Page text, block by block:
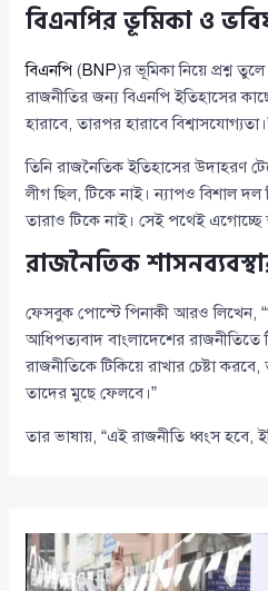
বিএনপির ভূমিকা ও
বিএনপি (BNP)র ভূমিকা নিয়ে প্রশ্ন
রাজনীতির জন্য বিএনপি ইতিহাসের
হারাবে, তারপর হারাবে
তিনি রাজনৈতিক ইতিহাসের উদাহরণ
লীগ ছিল, টিকে নাই। ন্যাপও বিশাল
তারাও টিকে নাই। সেই পথেই এগোচ্ছে
রাজনৈতিক
ফেসবুক পোস্টে পিনাকী আরও লিখেন,
আধিপত্যবাদ বাংলাদেশের রাজনীতিতে
রাজনীতিকে টিকিয়ে রাখার চেষ্টা
তাদের মুছে ফেলবে।”
তার ভাষায়, “এই রাজনীতি ধ্বংস হবে,